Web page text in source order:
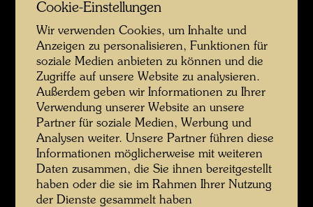
Pintorarium - Hundertwasser mit Ernst Fuchs und Arnulf Rainer
Cookie-Einstellungen
Wir verwenden Cookies, um Inhalte und
Anzeigen zu personalisieren, Funktionen für
soziale Medien anbieten zu können und die
Zugriffe auf unsere Website zu analysieren.
Außerdem geben wir Informationen zu Ihrer
Verwendung unserer Website an unsere
Partner für soziale Medien, Werbung und
Analysen weiter. Unsere Partner führen diese
Informationen möglicherweise mit weiteren
Daten zusammen, die Sie ihnen bereitgestellt
haben oder die sie im Rahmen Ihrer Nutzung
der Dienste gesammelt haben